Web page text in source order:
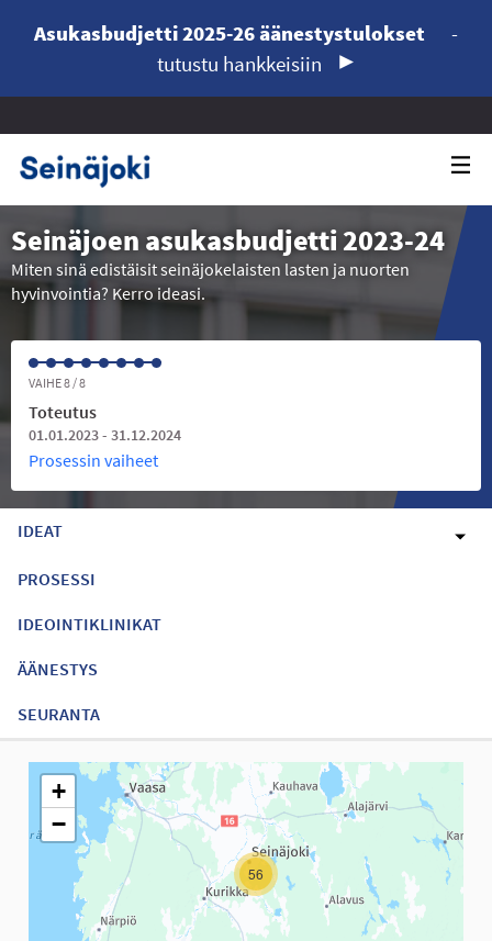
Asukasbudjetti 2025-26 äänestystulokset
-
tutustu hankkeisiin
Seinäjoen asukasbudjetti 2023-24
Miten sinä edistäisit seinäjokelaisten lasten ja nuorten
hyvinvointia? Kerro ideasi.
VAIHE 8 / 8
Toteutus
01.01.2023 - 31.12.2024
Prosessin vaiheet
IDEAT
PROSESSI
IDEOINTIKLINIKAT
ÄÄNESTYS
SEURANTA
Seuraavassa elementissä on kartta, joka esittää tämän
56
+
−